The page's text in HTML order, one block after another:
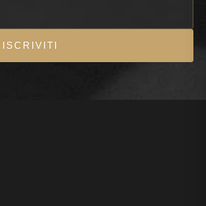
ISCRIVITI